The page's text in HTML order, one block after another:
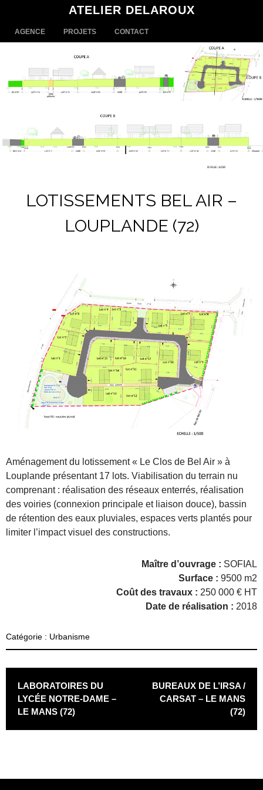
ATELIER DELAROUX
MENU
SKIP TO CONTENT
AGENCE PROJETS CONTACT
LOTISSEMENTS BEL AIR –
LOUPLANDE (72)
Aménagement du lotissement « Le Clos de Bel Air » à
Louplande présentant 17 lots. Viabilisation du terrain nu
comprenant : réalisation des réseaux enterrés, réalisation
des voiries (connexion principale et liaison douce), bassin
de rétention des eaux pluviales, espaces verts plantés pour
limiter l’impact visuel des constructions.
Maître d’ouvrage : SOFIAL
Surface : 9500 m2
Coût des travaux : 250 000 € HT
Date de réalisation : 2018
Catégorie : Urbanisme
POST NAVIGATION
LABORATOIRES DU
LYCÉE NOTRE-DAME –
LE MANS (72)
BUREAUX DE L’IRSA /
CARSAT – LE MANS
(72)